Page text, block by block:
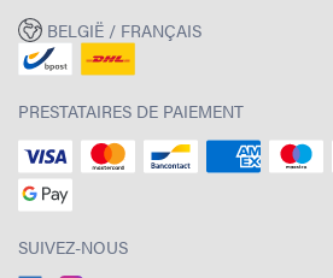
BELGIË / FRANÇAIS
PRESTATAIRES DE PAIEMENT
SUIVEZ-NOUS